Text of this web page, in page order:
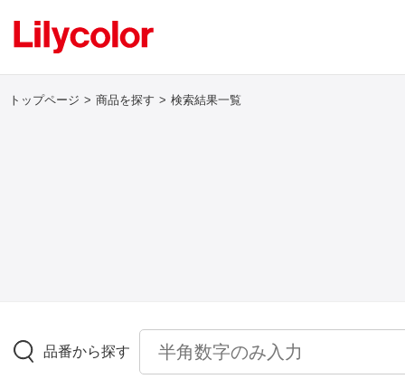
トップページ 商品を探す 検索結果一覧
品番から探す